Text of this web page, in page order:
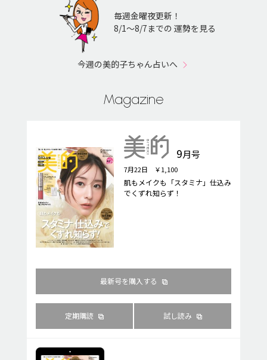
毎週金曜夜更新！
8/1〜8/7までの 運勢を見る
今週の美的子ちゃん占いへ
Magazine
9月号
7月22日 ￥1,100
肌もメイクも「スタミナ」仕込み
でくずれ知らず！
最新号を購入する
定期購読 試し読み